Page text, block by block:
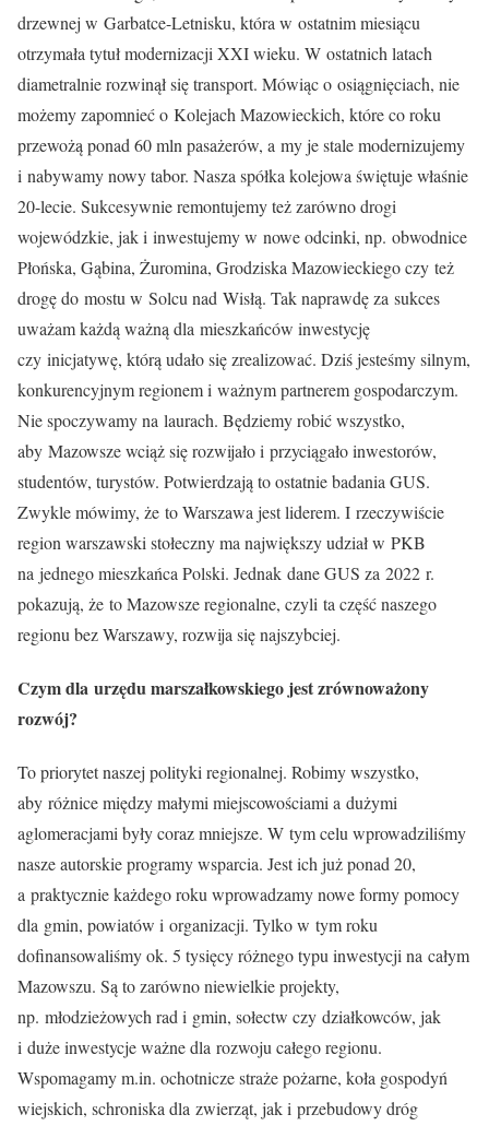
drzewnej w Garbatce-Letnisku, która w ostatnim miesiącu
otrzymała tytuł modernizacji XXI wieku. W ostatnich latach
diametralnie rozwinął się transport. Mówiąc o osiągnięciach, nie
możemy zapomnieć o Kolejach Mazowieckich, które co roku
przewożą ponad 60 mln pasażerów, a my je stale modernizujemy
i nabywamy nowy tabor. Nasza spółka kolejowa świętuje właśnie
20-lecie. Sukcesywnie remontujemy też zarówno drogi
wojewódzkie, jak i inwestujemy w nowe odcinki, np. obwodnice
Płońska, Gąbina, Żuromina, Grodziska Mazowieckiego czy też
drogę do mostu w Solcu nad Wisłą. Tak naprawdę za sukces
uważam każdą ważną dla mieszkańców inwestycję
czy inicjatywę, którą udało się zrealizować. Dziś jesteśmy silnym,
konkurencyjnym regionem i ważnym partnerem gospodarczym.
Nie spoczywamy na laurach. Będziemy robić wszystko,
aby Mazowsze wciąż się rozwijało i przyciągało inwestorów,
studentów, turystów. Potwierdzają to ostatnie badania GUS.
Zwykle mówimy, że to Warszawa jest liderem. I rzeczywiście
region warszawski stołeczny ma największy udział w PKB
na jednego mieszkańca Polski. Jednak dane GUS za 2022 r.
pokazują, że to Mazowsze regionalne, czyli ta część naszego
regionu bez Warszawy, rozwija się najszybciej.
Czym dla urzędu marszałkowskiego jest zrównoważony
rozwój?
To priorytet naszej polityki regionalnej. Robimy wszystko,
aby różnice między małymi miejscowościami a dużymi
aglomeracjami były coraz mniejsze. W tym celu wprowadziliśmy
nasze autorskie programy wsparcia. Jest ich już ponad 20,
a praktycznie każdego roku wprowadzamy nowe formy pomocy
dla gmin, powiatów i organizacji. Tylko w tym roku
dofinansowaliśmy ok. 5 tysięcy różnego typu inwestycji na całym
Mazowszu. Są to zarówno niewielkie projekty,
np. młodzieżowych rad i gmin, sołectw czy działkowców, jak
i duże inwestycje ważne dla rozwoju całego regionu.
Wspomagamy m.in. ochotnicze straże pożarne, koła gospodyń
wiejskich, schroniska dla zwierząt, jak i przebudowy dróg